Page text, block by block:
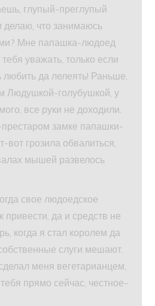
глупый-преглупый
делаю, что занимаюсь
Мне папашка-людоед
уважать, только если
да лелеять! Раньше,
Людушкой-голубушкой, у
все руки не доходили.
замке папашки-
грозила обвалиться,
мышей развелось
свое людоедское
привести, да и средств не
когда я стал королем да
слуги мешают.
меня вегетарианцем,
прямо сейчас, честное-